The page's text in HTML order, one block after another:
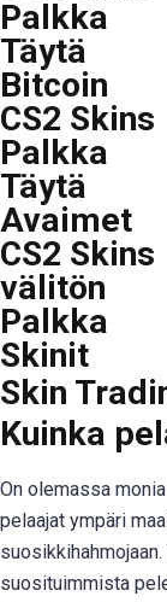
Palkka
Täytä
Bitcoin
CS2 Skins
Palkka
Täytä
Avaimet
CS2 Skins
välitön
Palkka
Skinit
Skin
Kuinka
On olemassa
pelaajat ympäri
suosituimmista